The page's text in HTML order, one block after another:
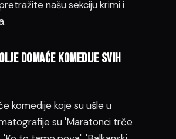
našu sekciju krimi i
domaće komedije svih
komedije koje su ušle u
su 'Maratonci trče